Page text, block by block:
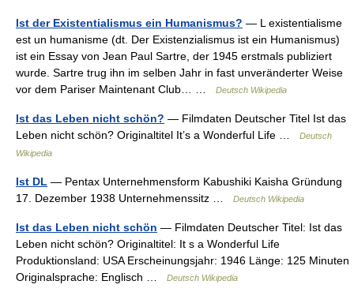
Ist der Existentialismus ein Humanismus? — L existentialisme
est un humanisme (dt. Der Existenzialismus ist ein Humanismus)
ist ein Essay von Jean Paul Sartre, der 1945 erstmals publiziert
wurde. Sartre trug ihn im selben Jahr in fast unveränderter Weise
vor dem Pariser Maintenant Club… …
Deutsch Wikipedia
Ist das Leben nicht schön? — Filmdaten Deutscher Titel Ist das
Leben nicht schön? Originaltitel It’s a Wonderful Life …
Deutsch
Wikipedia
Ist DL — Pentax Unternehmensform Kabushiki Kaisha Gründung
17. Dezember 1938 Unternehmenssitz …
Deutsch Wikipedia
Ist das Leben nicht schön — Filmdaten Deutscher Titel: Ist das
Leben nicht schön? Originaltitel: It s a Wonderful Life
Produktionsland: USA Erscheinungsjahr: 1946 Länge: 125 Minuten
Originalsprache: Englisch …
Deutsch Wikipedia